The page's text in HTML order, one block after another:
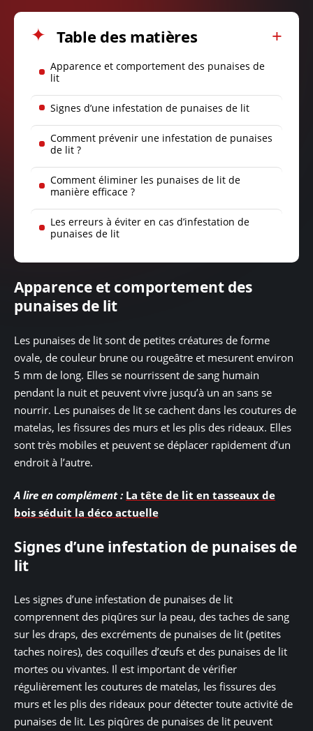
Table des matières
Apparence et comportement des punaises de
lit
Signes d’une infestation de punaises de lit
Comment prévenir une infestation de punaises
de lit ?
Comment éliminer les punaises de lit de
manière efficace ?
Les erreurs à éviter en cas d’infestation de
punaises de lit
Apparence et comportement des
punaises de lit
Les punaises de lit sont de petites créatures de forme
ovale, de couleur brune ou rougeâtre et mesurent environ
5 mm de long. Elles se nourrissent de sang humain
pendant la nuit et peuvent vivre jusqu’à un an sans se
nourrir. Les punaises de lit se cachent dans les coutures de
matelas, les fissures des murs et les plis des rideaux. Elles
sont très mobiles et peuvent se déplacer rapidement d’un
endroit à l’autre.
A lire en complément : La tête de lit en tasseaux de
bois séduit la déco actuelle
Signes d’une infestation de punaises de
lit
Les signes d’une infestation de punaises de lit
comprennent des piqûres sur la peau, des taches de sang
sur les draps, des excréments de punaises de lit (petites
taches noires), des coquilles d’œufs et des punaises de lit
mortes ou vivantes. Il est important de vérifier
régulièrement les coutures de matelas, les fissures des
murs et les plis des rideaux pour détecter toute activité de
punaises de lit. Les piqûres de punaises de lit peuvent